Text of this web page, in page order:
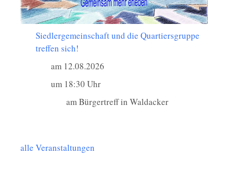
Siedlergemeinschaft und die Quartiersgruppe
treffen sich!
am 12.08.2026
um 18:30 Uhr
am Bürgertreff in Waldacker
alle Veranstaltungen